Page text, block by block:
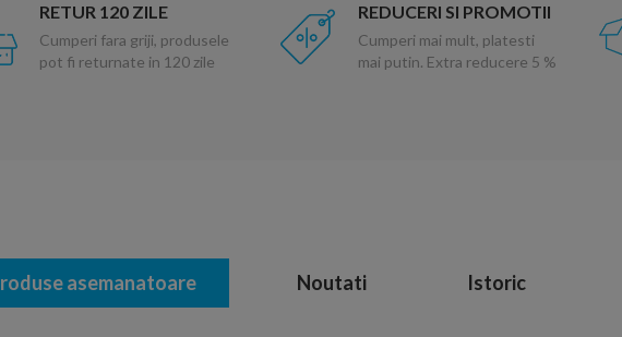
RETUR 120 ZILE
Cumperi fara griji, produsele
pot fi returnate in 120 zile
REDUCERI SI PROMOTII
Cumperi mai mult, platesti
mai putin. Extra reducere 5 %
asemanatoare Noutati Istoric